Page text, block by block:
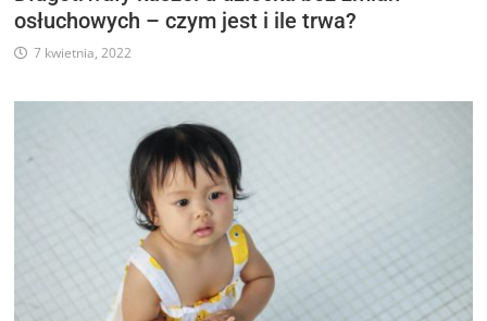
osłuchowych – czym jest i ile trwa?
7 kwietnia, 2022